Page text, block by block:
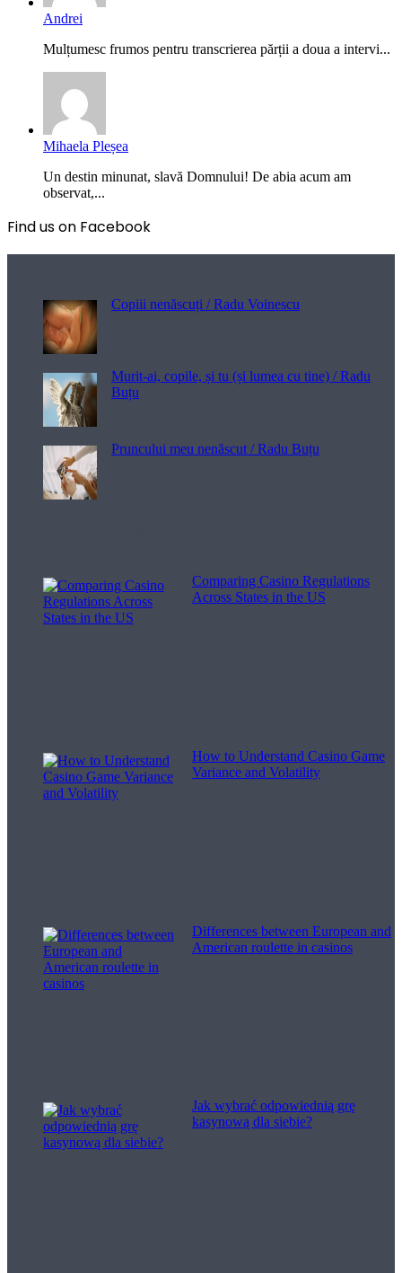
Andrei
Mulțumesc frumos pentru transcrierea părții a doua a intervi...
Mihaela Pleșea
Un destin minunat, slavă Domnului! De abia acum am
observat,...
Find us on Facebook
Copiii nenăscuți / Radu Voinescu
Murit-ai, copile, și tu (și lumea cu tine) / Radu
Buțu
Pruncului meu nenăscut / Radu Buțu
Comparing Casino Regulations
Across States in the US
How to Understand Casino Game
Variance and Volatility
Differences between European and
American roulette in casinos
Jak wybrać odpowiednią grę
kasynową dla siebie?